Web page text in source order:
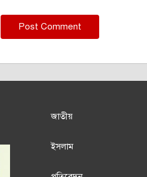
জাতীয়
ইসলাম